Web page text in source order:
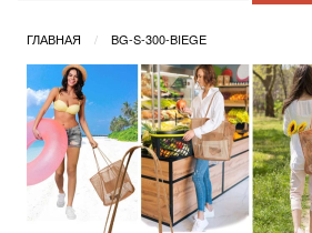
ГЛАВНАЯ BG-S-300-BIEGE